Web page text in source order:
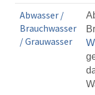
Abwasser /
Brauchwasser
/ Grauwasser